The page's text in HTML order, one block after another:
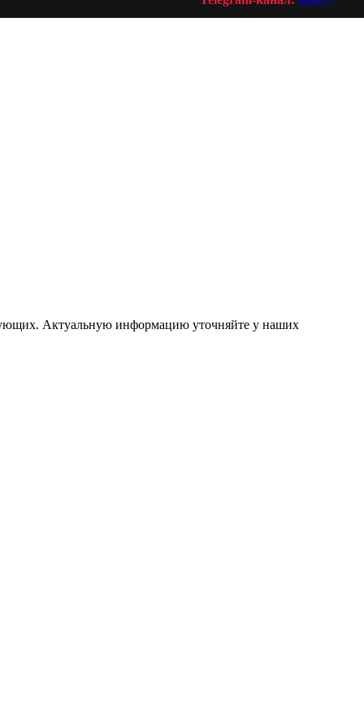
Актуальную информацию уточняйте у наших